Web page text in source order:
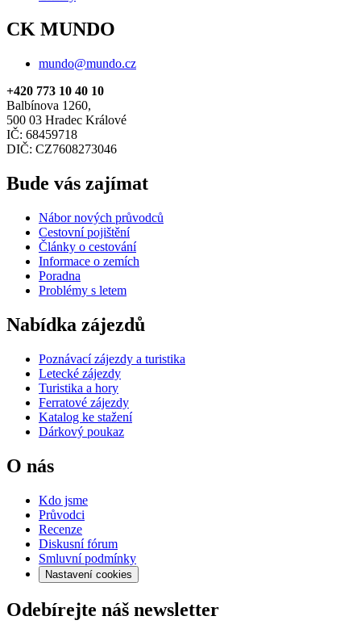
CK MUNDO
mundo@mundo.cz
+420 773 10 40 10
Balbínova 1260,
500 03 Hradec Králové
IČ: 68459718
DIČ: CZ7608273046
Bude vás zajímat
Nábor nových průvodců
Cestovní pojištění
Články o cestování
Informace o zemích
Poradna
Problémy s letem
Nabídka zájezdů
Poznávací zájezdy a turistika
Letecké zájezdy
Turistika a hory
Ferratové zájezdy
Katalog ke stažení
Dárkový poukaz
O nás
Kdo jsme
Průvodci
Recenze
Diskusní fórum
Smluvní podmínky
Nastavení cookies
Odebírejte náš newsletter